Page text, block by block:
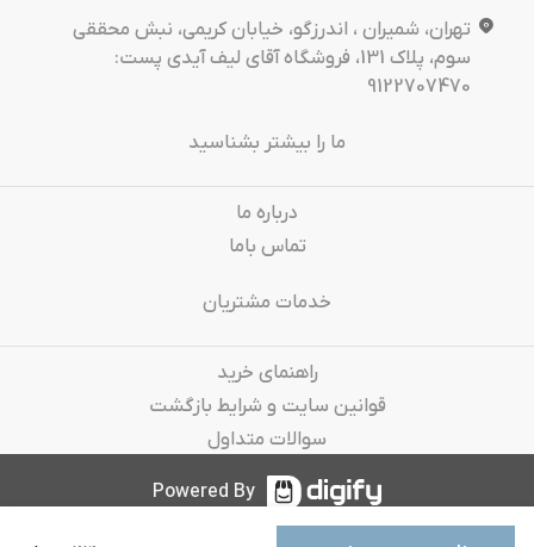
تهران، شمیران ، اندرزگو، خیابان کریمی، نبش محققی
سوم، پلاک 131، فروشگاه آقای لیف آیدی پست:
9122707470
ما را بیشتر بشناسید
درباره‌ ما
تماس باما
خدمات مشتریان
راهنمای خرید
قوانین سایت و شرایط بازگشت
سوالات متداول
Powered By